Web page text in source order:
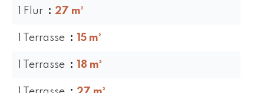
1 Flur 27 m²
1 Terrasse 15 m²
1 Terrasse 18 m²